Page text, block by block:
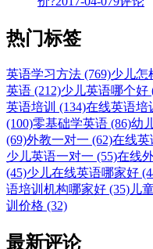
热门标签
英语学习方法 (769)少儿怎
英语 (212)少儿英语哪个好
英语培训 (134)在线英语培
(100)零基础学英语 (86)幼
(69)外教一对一 (62)在线英
少儿英语一对一 (55)在线
(45)少儿在线英语哪家好
语培训机构哪家好 (35) 儿
训价格 (32)
最新评论